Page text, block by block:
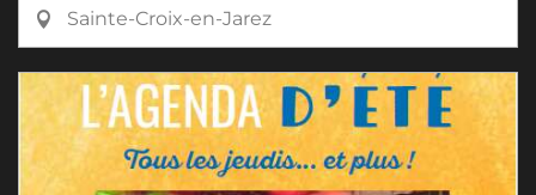
Sainte-Croix-en-Jarez